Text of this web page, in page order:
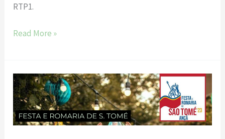
RTP1.
Read More »
Festa
e
Romaria
de